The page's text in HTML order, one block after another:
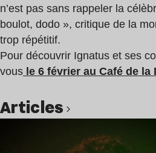
n’est pas sans rappeler la
boulot, dodo », critique de la
trop répétitif.
Pour découvrir Ignatus et ses
vous le 6 février au Café de la
Articles